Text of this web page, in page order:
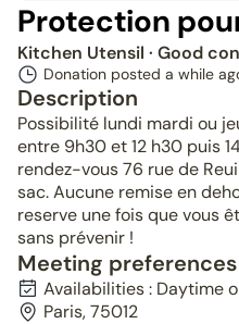
Protection
Kitchen Utensil · Good
Donation posted a while
Description
Possibilité lundi mardi ou
entre 9h30 et 12 h30 puis
rendez-vous 76 rue de
sac. Aucune remise en
reserve une fois que vous
sans prévenir !
Meeting preferences
Availabilities : Daytime
Paris, 75012